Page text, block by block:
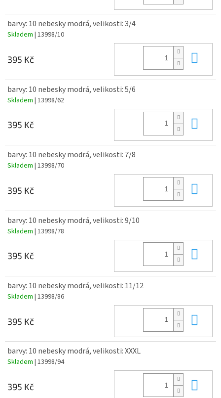
barvy: 10 nebesky modrá, velikosti: 3/4
Skladem | 13998/10
395 Kč
barvy: 10 nebesky modrá, velikosti: 5/6
Skladem | 13998/62
395 Kč
barvy: 10 nebesky modrá, velikosti: 7/8
Skladem | 13998/70
395 Kč
barvy: 10 nebesky modrá, velikosti: 9/10
Skladem | 13998/78
395 Kč
barvy: 10 nebesky modrá, velikosti: 11/12
Skladem | 13998/86
395 Kč
barvy: 10 nebesky modrá, velikosti: XXXL
Skladem | 13998/94
395 Kč